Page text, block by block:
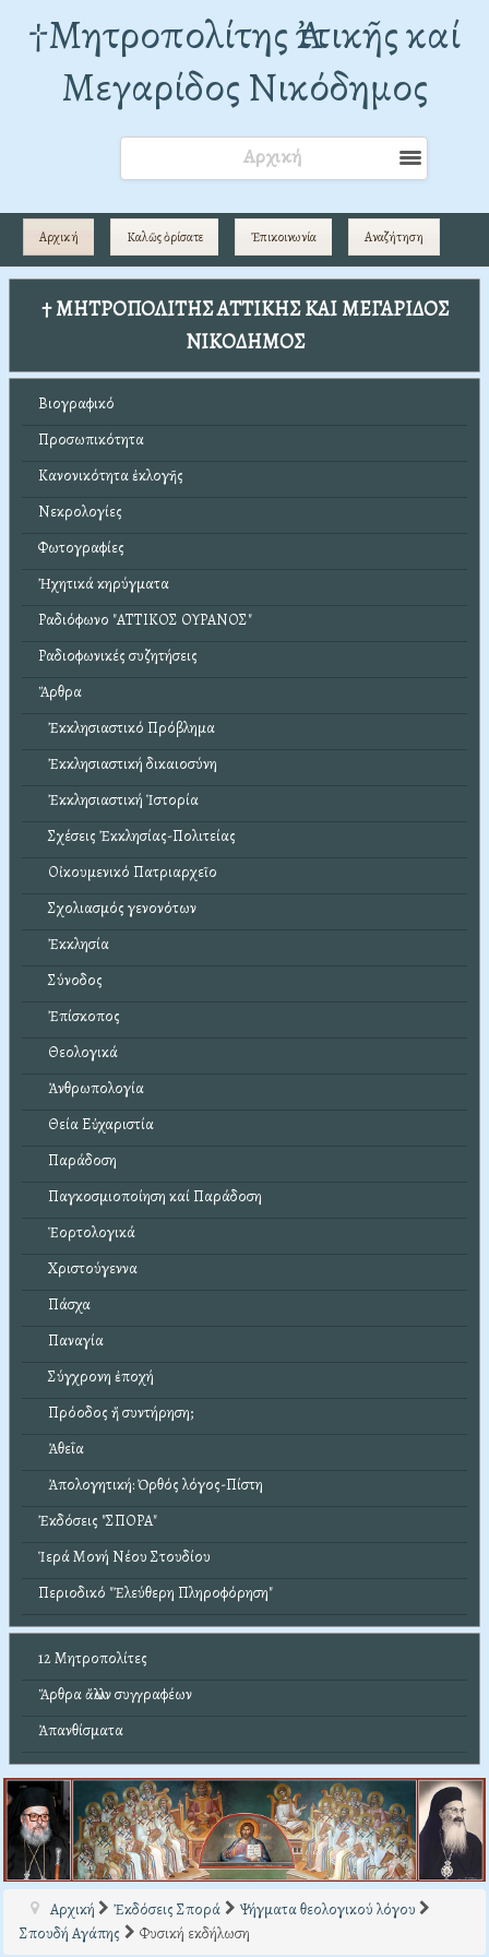
†Mητροπολίτης Ἀττικῆς καί
Μεγαρίδος Νικόδημος
Αρχική
Αρχική Καλῶς ὁρίσατε Ἐπικοινωνία Αναζήτηση
† ΜΗΤΡΟΠΟΛΙΤΗΣ ΑΤΤΙΚΗΣ ΚΑΙ ΜΕΓΑΡΙΔΟΣ
ΝΙΚΟΔΗΜΟΣ
Βιογραφικό
Προσωπικότητα
Κανονικότητα ἐκλογῆς
Νεκρολογίες
Φωτογραφίες
Ἠχητικά κηρύγματα
Ραδιόφωνο "ΑΤΤΙΚΟΣ ΟΥΡΑΝΟΣ"
Ραδιοφωνικές συζητήσεις
Ἄρθρα
Ἐκκλησιαστικό Πρόβλημα
Ἐκκλησιαστική δικαιοσύνη
Ἐκκλησιαστική Ἱστορία
Σχέσεις Ἐκκλησίας-Πολιτείας
Οἰκουμενικό Πατριαρχεῖο
Σχολιασμός γενονότων
Ἐκκλησία
Σύνοδος
Ἐπίσκοπος
Θεολογικά
Ἀνθρωπολογία
Θεία Εὐχαριστία
Παράδοση
Παγκοσμιοποίηση καί Παράδοση
Ἑορτολογικά
Χριστούγεννα
Πάσχα
Παναγία
Σύγχρονη ἐποχή
Πρόοδος ἤ συντήρηση;
Ἀθεΐα
Ἀπολογητική: Ὀρθός λόγος-Πίστη
Ἐκδόσεις "ΣΠΟΡΑ"
Ἱερά Μονή Νέου Στουδίου
Περιοδικό "Ἐλεύθερη Πληροφόρηση"
12 Μητροπολίτες
Ἄρθρα ἄλλων συγγραφέων
Ἀπανθίσματα
Αρχική Ἐκδόσεις Σπορά
Ψήγματα θεολογικού λόγου
Σπουδή Αγάπης
Φυσική εκδήλωση